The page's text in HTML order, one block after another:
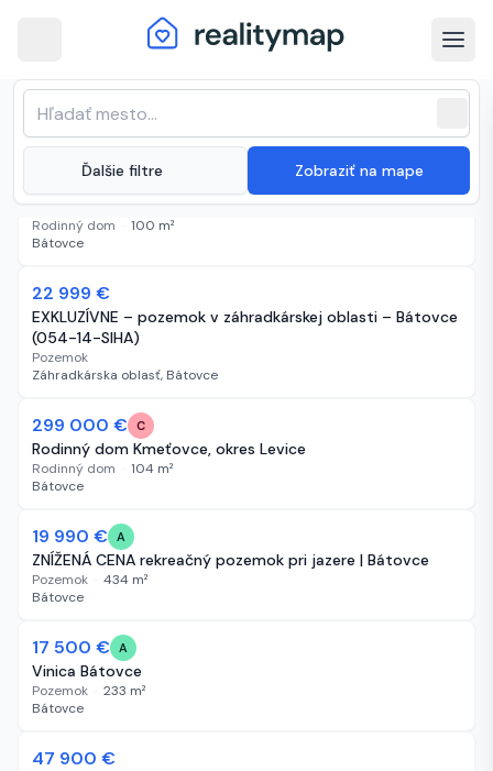
Ďalšie filtre Zobraziť na mape
Bátovce · Najnovšie nehnuteľnosti na
predaj
(29 inzerátov)
Zoradenie zoznamu
Neuvedené
Rodinný dom Bátovce
Rodinný dom · 100 m²
Bátovce
36 dní
-4 000 €
22 999 €
EXKLUZÍVNE – pozemok v záhradkárskej oblasti – Bátovce
(054-14-SIHA)
Pozemok
Záhradkárska oblasť, Bátovce
37 dní
-6 000 €
299 000 € C
Rodinný dom Kmeťovce, okres Levice
Rodinný dom · 104 m²
Bátovce
38 dní
-7 000 €
19 990 € A
ZNÍŽENÁ CENA rekreačný pozemok pri jazere | Bátovce
Pozemok · 434 m²
Bátovce
53 dní
17 500 € A
Vinica Bátovce
Pozemok · 233 m²
Bátovce
61 dní
47 900 €